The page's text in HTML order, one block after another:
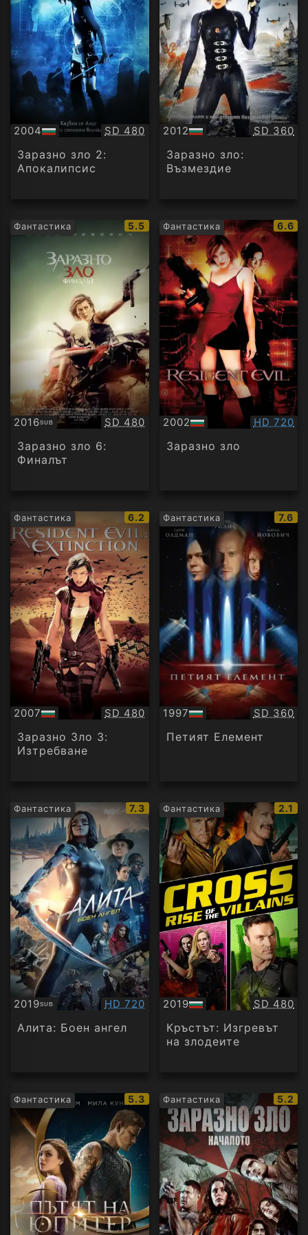
2004
БГ
аудио
Качество:
SD 480
Заразно зло 2:
Апокалипсис
2012
БГ
аудио
SD 360
Заразно зло:
Възмездие
Фантастика
IMDb
рейтинг:
5.5
2016SUB
Субтитри Качество:
SD 480
Заразно зло 6:
Финалът
Фантастика
IMDb
6.6
2002
БГ
аудио
HD 720
Заразно зло
Фантастика
IMDb
рейтинг:
6.2
2007
БГ
аудио
Качество:
SD 480
Заразно Зло 3:
Изтребване
Фантастика
IMDb
7.6
1997
БГ
аудио
SD 360
Петият Елемент
Фантастика
IMDb
рейтинг:
7.3
2019SUB
Субтитри Качество:
HD 720
Алита: Боен ангел
Фантастика
IMDb
2.1
2019
БГ
аудио
SD 480
Кръстът: Изгревът
на злодеите
Фантастика
IMDb
рейтинг:
5.3 Фантастика
IMDb
5.2